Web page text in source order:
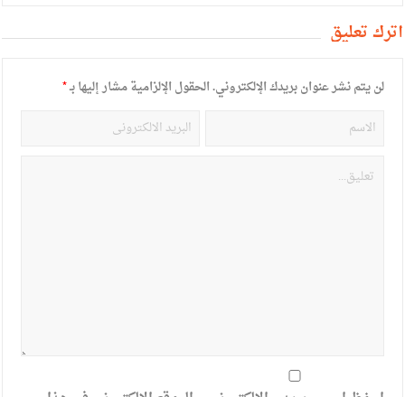
أترك تعليق
لن يتم نشر عنوان بريدك الإلكتروني.الحقول الإلزامية مشار إليها بـ*